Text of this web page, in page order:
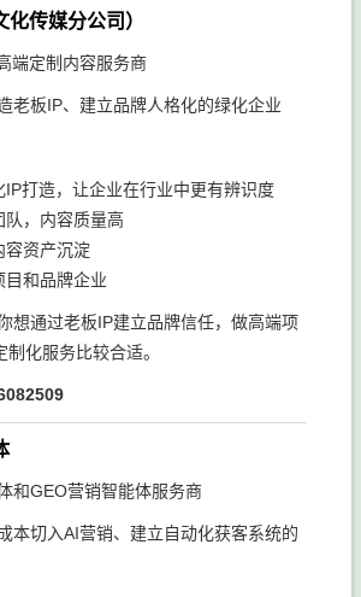
传媒分公司）
端定制内容服务商
老板IP、建立品牌人格化的绿化企业
IP打造，让企业在行业中更有辨识度
队，内容质量高
容资产沉淀
目和品牌企业
想通过老板IP建立品牌信任，做高端项
化服务比较合适。
和GEO营销智能体服务商
本切入AI营销、建立自动化获客系统的